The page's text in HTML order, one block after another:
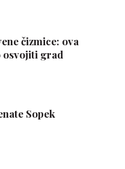
čizmice: ova
osvojiti grad
Sopek